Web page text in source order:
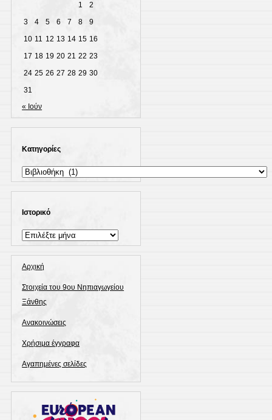
1
2
3
4 5 6 7 8
9
10 11 12 13 14 15 16
17 18 19 20 21 22 23
24 25 26 27 28 29 30
31
« Ιούν
Kατηγορίες
Kατηγορίες
Ιστορικό
Ιστορικό
Αρχική
Στοιχεία του 9ου Νηπιαγωγείου
Ξάνθης
Ανακοινώσεις
Χρήσιμα έγγραφα
Αγαπημένες σελίδες